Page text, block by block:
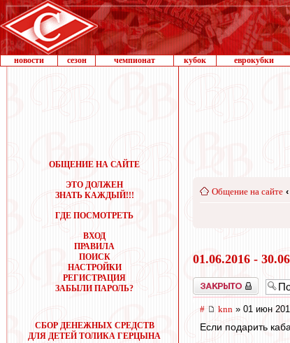
новости сезон чемпионат кубок еврокубки
ОБЩЕНИЕ НА САЙТЕ
ЭТО ДОЛЖЕН
ЗНАТЬ КАЖДЫЙ!!!
ГДЕ ПОСМОТРЕТЬ
ВХОД
ПРАВИЛА
ПОИСК
НАСТРОЙКИ
РЕГИСТРАЦИЯ
ЗАБЫЛИ ПАРОЛЬ?
СБОР ДЕНЕЖНЫХ СРЕДСТВ
ДЛЯ ДЕТЕЙ ТОЛИКА ГЕРЦЫНА
Общение на сайте ‹
01.06.2016 -
Закрыто
# knn » 01 июн
Если подарить